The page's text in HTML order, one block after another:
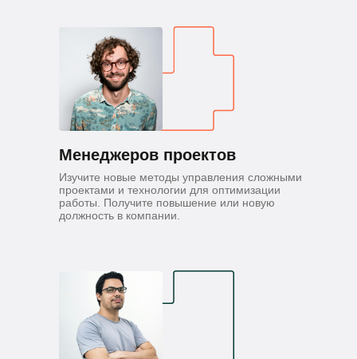
Менеджеров проектов
Изучите новые методы управления сложными
проектами и технологии для оптимизации
работы. Получите повышение или новую
должность в компании.